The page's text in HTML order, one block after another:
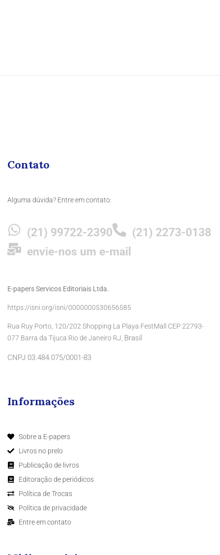
Contato
Alguma dúvida? Entre em contato:
(21) 99722-2390
(21) 2273-0138
envie-nos um e-mail
E-papers Servicos Editoriais Ltda.
https://isni.org/isni/0000000530656585
Rua Ruy Porto, 120/202 Shopping La Playa FestMall CEP 22793-
077 Barra da Tijuca Rio de Janeiro RJ, Brasil
CNPJ 03.484.075/0001-83
Informações
Sobre a E-papers
Livros no prelo
Publicação de livros
Editoração de periódicos
Política de Trocas
Política de privacidade
Entre em contato